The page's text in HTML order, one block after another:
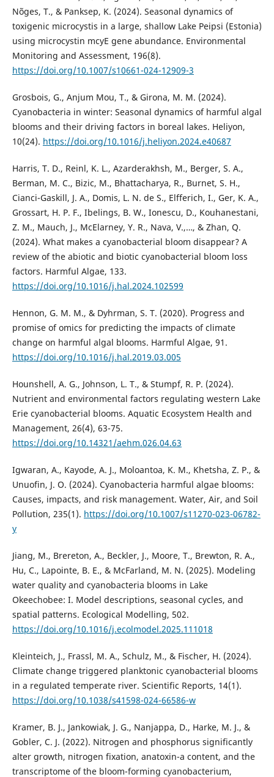
Nõges, T., & Panksep, K. (2024). Seasonal dynamics of
toxigenic microcystis in a large, shallow Lake Peipsi (Estonia)
using microcystin mcyE gene abundance. Environmental
Monitoring and Assessment, 196(8).
https://doi.org/10.1007/s10661-024-12909-3
Grosbois, G., Anjum Mou, T., & Girona, M. M. (2024).
Cyanobacteria in winter: Seasonal dynamics of harmful algal
blooms and their driving factors in boreal lakes. Heliyon,
10(24). https://doi.org/10.1016/j.heliyon.2024.e40687
Harris, T. D., Reinl, K. L., Azarderakhsh, M., Berger, S. A.,
Berman, M. C., Bizic, M., Bhattacharya, R., Burnet, S. H.,
Cianci-Gaskill, J. A., Domis, L. N. de S., Elfferich, I., Ger, K. A.,
Grossart, H. P. F., Ibelings, B. W., Ionescu, D., Kouhanestani,
Z. M., Mauch, J., McElarney, Y. R., Nava, V.,…, & Zhan, Q.
(2024). What makes a cyanobacterial bloom disappear? A
review of the abiotic and biotic cyanobacterial bloom loss
factors. Harmful Algae, 133.
https://doi.org/10.1016/j.hal.2024.102599
Hennon, G. M. M., & Dyhrman, S. T. (2020). Progress and
promise of omics for predicting the impacts of climate
change on harmful algal blooms. Harmful Algae, 91.
https://doi.org/10.1016/j.hal.2019.03.005
Hounshell, A. G., Johnson, L. T., & Stumpf, R. P. (2024).
Nutrient and environmental factors regulating western Lake
Erie cyanobacterial blooms. Aquatic Ecosystem Health and
Management, 26(4), 63-75.
https://doi.org/10.14321/aehm.026.04.63
Igwaran, A., Kayode, A. J., Moloantoa, K. M., Khetsha, Z. P., &
Unuofin, J. O. (2024). Cyanobacteria harmful algae blooms:
Causes, impacts, and risk management. Water, Air, and Soil
Pollution, 235(1). https://doi.org/10.1007/s11270-023-06782-
y
Jiang, M., Brereton, A., Beckler, J., Moore, T., Brewton, R. A.,
Hu, C., Lapointe, B. E., & McFarland, M. N. (2025). Modeling
water quality and cyanobacteria blooms in Lake
Okeechobee: I. Model descriptions, seasonal cycles, and
spatial patterns. Ecological Modelling, 502.
https://doi.org/10.1016/j.ecolmodel.2025.111018
Kleinteich, J., Frassl, M. A., Schulz, M., & Fischer, H. (2024).
Climate change triggered planktonic cyanobacterial blooms
in a regulated temperate river. Scientific Reports, 14(1).
https://doi.org/10.1038/s41598-024-66586-w
Kramer, B. J., Jankowiak, J. G., Nanjappa, D., Harke, M. J., &
Gobler, C. J. (2022). Nitrogen and phosphorus significantly
alter growth, nitrogen fixation, anatoxin-a content, and the
transcriptome of the bloom-forming cyanobacterium,